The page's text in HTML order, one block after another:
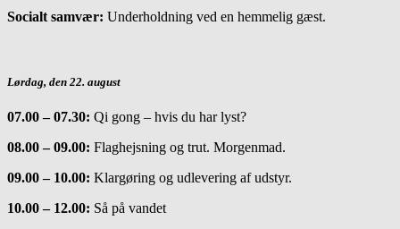
Socialt samvær: Underholdning ved en hemmelig gæst.
Lørdag, den 22. august
07.00 – 07.30: Qi gong – hvis du har lyst?
08.00 – 09.00: Flaghejsning og trut. Morgenmad.
09.00 – 10.00: Klargøring og udlevering af udstyr.
10.00 – 12.00: Så på vandet